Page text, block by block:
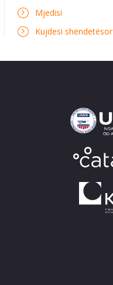
Mjedisi
Kujdesi shëndetësor